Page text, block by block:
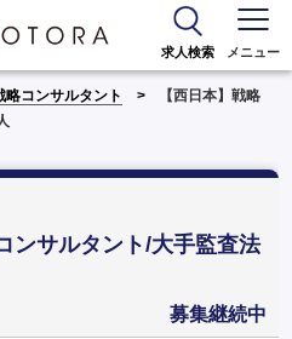
求人検索 メニュー
略コンサルタント
【西日本】戦略
ンサルタント/大手監査法
募集継続中